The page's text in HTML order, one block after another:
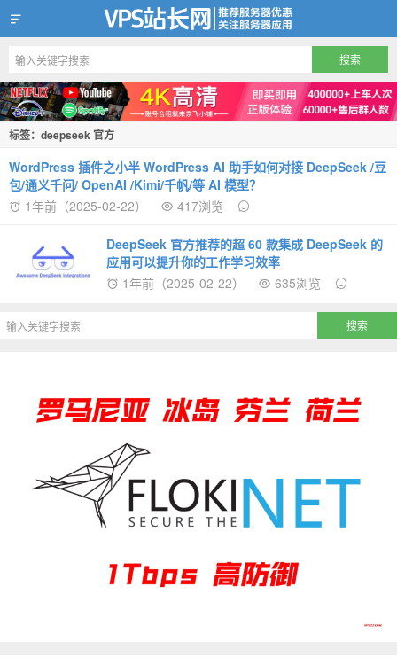
VPS站长网
标签：deepseek 官方
WordPress 插件之小半 WordPress AI 助手如何对接 DeepSeek /豆
包/通义千问/ OpenAI /Kimi/千帆/等 AI 模型？
1年前（2025-02-22）
417浏览
DeepSeek 官方推荐的超 60 款集成 DeepSeek 的
应用可以提升你的工作学习效率
1年前（2025-02-22）
635浏览